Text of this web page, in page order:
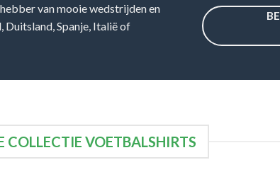
van mooie wedstrijden en
Duitsland, Spanje, Italië of
COLLECTIE VOETBALSHIRTS